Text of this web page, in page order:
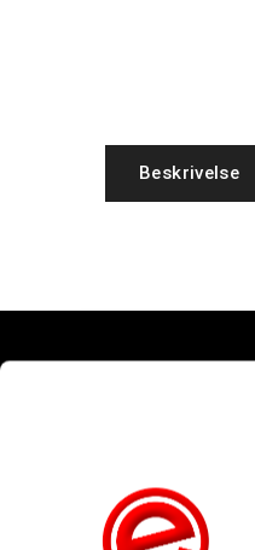
Beskrivelse
Bli forhandler
Ofte stilte spørsmål